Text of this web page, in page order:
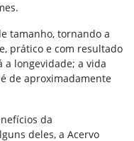
tamanho, tornando a
prático e com resultado
a longevidade; a vida
de aproximadamente
da
deles, a Acervo